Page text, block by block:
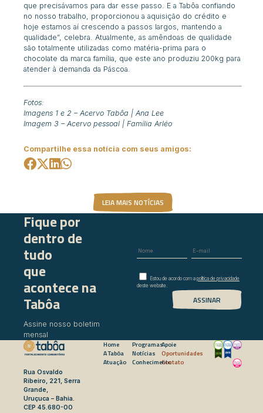
que precisávamos para dar esse passo. E a Tabôa confiando
no nosso trabalho, proporcionou a aquisição do crédito e
hoje estamos aí crescendo a passos largos, mantendo a
qualidade”, celebra. Atualmente, as amêndoas de qualidade
são totalmente utilizadas como matéria-prima para o
chocolate da marca família, que este ano produziu 200kg para
atender à demanda da Páscoa.
Fotos:
Imagens 1 e 2 – Acervo Tabôa | Ana Lee
Imagem 3 – Acervo pessoal | Família Arléo
Compartilhe essa notícia com seus amigos:
LEIA MAIS NOTÍCIAS
Fique por
dentro de
tudo
que
acontece na
Tabôa
Assine nosso boletim
mensal
Estou de acordo com a política de privacidade
deste website.
Rua Osvaldo
Ribeiro, 221, Serra
Grande,
Uruçuca – Bahia.
CEP 45.680-00
Home
A Tabôa
Atuação
Programas
Notícias
Conhecimento
Apoie
Oportunidades
Contato